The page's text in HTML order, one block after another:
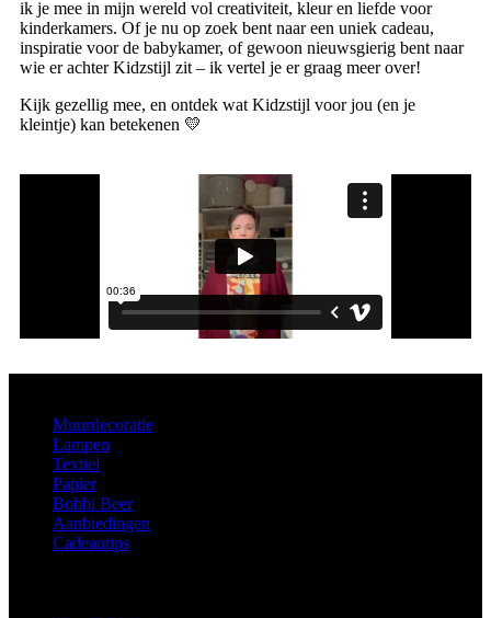
ik je mee in mijn wereld vol creativiteit, kleur en liefde voor
kinderkamers. Of je nu op zoek bent naar een uniek cadeau,
inspiratie voor de babykamer, of gewoon nieuwsgierig bent naar
wie er achter Kidzstijl zit – ik vertel je er graag meer over!
Kijk gezellig mee, en ontdek wat Kidzstijl voor jou (en je
kleintje) kan betekenen 💛
Muurdecoratie
Lampen
Textiel
Papier
Bobbi Beer
Aanbiedingen
Cadeautips